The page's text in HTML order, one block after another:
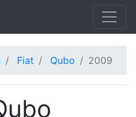
Fiat Qubo 2009